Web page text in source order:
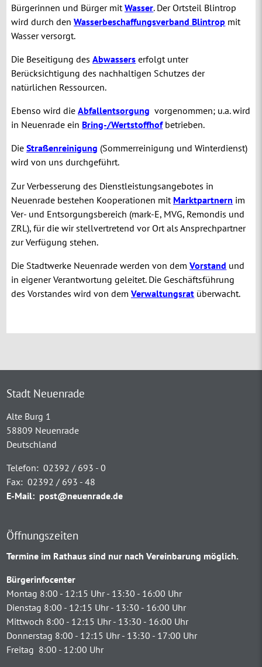
Bürgerinnen und Bürger mitWasser. Der Ortsteil Blintrop
wird durch denWasserbeschaffungsverband Blintrop mit
Wasser versorgt.
Die Beseitigung desAbwassers erfolgt unter
Berücksichtigung des nachhaltigen Schutzes der
natürlichen Ressourcen.
Ebenso wird dieAbfallentsorgung vorgenommen; u.a. wird
in Neuenrade ein Bring-/Wertstoffhofbetrieben.
DieStraßenreinigung (Sommerreinigung und Winterdienst)
wird von uns durchgeführt.
Zur Verbesserung des Dienstleistungsangebotes in
Neuenrade bestehen Kooperationen mit Marktpartnern im
Ver- und Entsorgungsbereich (mark-E, MVG, Remondis und
ZRL), für die wir stellvertretend vor Ort als Ansprechpartner
zur Verfügung stehen.
Die Stadtwerke Neuenrade werden von demVorstand und
in eigener Verantwortung geleitet. Die Geschäftsführung
des Vorstandes wird von demVerwaltungsrat überwacht.
Stadt Neuenrade
Alte Burg 1
58809 Neuenrade
Deutschland
Telefon: 02392 / 693 - 0
Fax: 02392 / 693 - 48
E-Mail: post@neuenrade.de
Öffnungszeiten
Termine im Rathaus sind nur nach Vereinbarung möglich.
Bürgerinfocenter
Montag 8:00 - 12:15 Uhr - 13:30 - 16:00 Uhr
Dienstag 8:00 - 12:15 Uhr - 13:30 - 16:00 Uhr
Mittwoch 8:00 - 12:15 Uhr - 13:30 - 16:00 Uhr
Donnerstag 8:00 - 12:15 Uhr - 13:30 - 17:00 Uhr
Freitag 8:00 - 12:00 Uhr